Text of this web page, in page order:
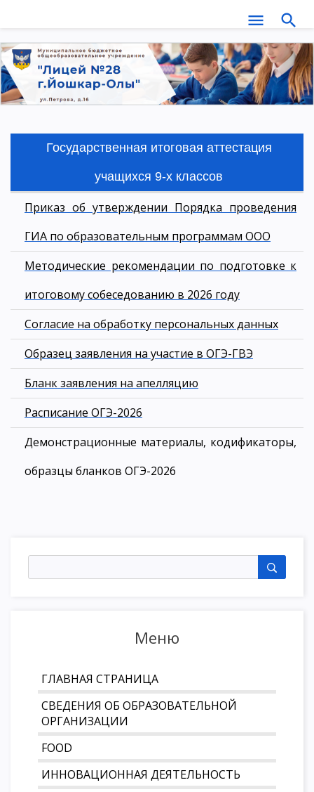
Меню
ГЛАВНАЯ СТРАНИЦА
СВЕДЕНИЯ ОБ ОБРАЗОВАТЕЛЬНОЙ
ОРГАНИЗАЦИИ
FOOD
ИННОВАЦИОННАЯ ДЕЯТЕЛЬНОСТЬ
Государственная итоговая аттестация
учащихся 9-х классов
Приказ об утверждении Порядка проведения
ГИА по образовательным программам ООО
Методические рекомендации по подготовке к
итоговому собеседованию в 2026 году
Согласие на обработку персональных данных
Образец заявления на участие в ОГЭ-ГВЭ
Бланк заявления на апелляцию
Расписание ОГЭ-2026
Демонстрационные материалы, кодификаторы,
образцы бланков ОГЭ-2026